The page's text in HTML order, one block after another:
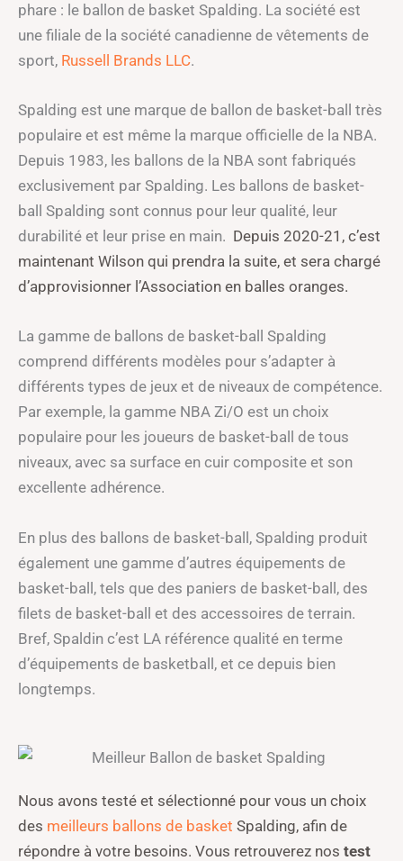
phare : le ballon de basket Spalding. La société est
une filiale de la société canadienne de vêtements de
sport, Russell Brands LLC.
Spalding est une marque de ballon de basket-ball très
populaire et est même la marque officielle de la NBA.
Depuis 1983, les ballons de la NBA sont fabriqués
exclusivement par Spalding. Les ballons de basket-
ball Spalding sont connus pour leur qualité, leur
durabilité et leur prise en main. Depuis 2020-21, c’est
maintenant Wilson qui prendra la suite, et sera chargé
d’approvisionner l’Association en balles oranges.
La gamme de ballons de basket-ball Spalding
comprend différents modèles pour s’adapter à
différents types de jeux et de niveaux de compétence.
Par exemple, la gamme NBA Zi/O est un choix
populaire pour les joueurs de basket-ball de tous
niveaux, avec sa surface en cuir composite et son
excellente adhérence.
En plus des ballons de basket-ball, Spalding produit
également une gamme d’autres équipements de
basket-ball, tels que des paniers de basket-ball, des
filets de basket-ball et des accessoires de terrain.
Bref, Spaldin c’est LA référence qualité en terme
d’équipements de basketball, et ce depuis bien
longtemps.
Nous avons testé et sélectionné pour vous un choix
des meilleurs ballons de basket Spalding, afin de
répondre à votre besoins. Vous retrouverez nos test